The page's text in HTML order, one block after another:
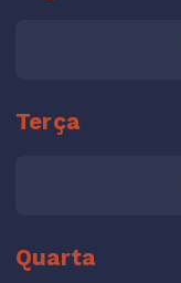
Terça
Quarta